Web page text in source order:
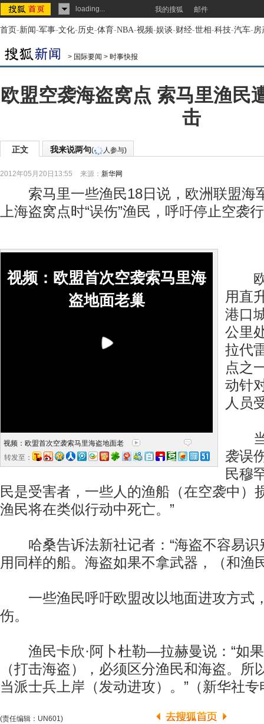
loading... 我的搜狐 邮件
首页-新闻-军事-文化-历史-体育-NBA-视频-娱谈-财经-世相-科技-汽车-房
> 国际要闻 > 时事快报
欧盟空袭海盗窝点 索马里渔民
击
正文 我来说两句( 人参与)
2012年05月20日13:55 来源： 新华网
索马里一些渔民18日说，欧洲联盟海
上海盗窝点时“误伤”渔民，呼吁停止空袭
视频：欧盟首次空袭索马里海
盗地面老巢
视频：欧盟首次空袭索马里海盗地面老
转发至：
欧
用直
港口
公里
拉代
点之
动针
人员
当
袭误
民穆
民是受害者，一些人的渔船（在空袭中）
渔民将在类似行动中死亡。”
哈桑告诉法新社记者：“海盗不容易识
用同样的船。海盗如果不拿武器，（和渔
一些渔民呼吁欧盟改以地面进攻方式
伤。
渔民卡欣·阿卜杜勒—拉赫曼说：“如果
（打击海盗），必须区分渔民和海盗。所
当派士兵上岸（发动进攻）。”（新华社专
(责任编辑：UN601)